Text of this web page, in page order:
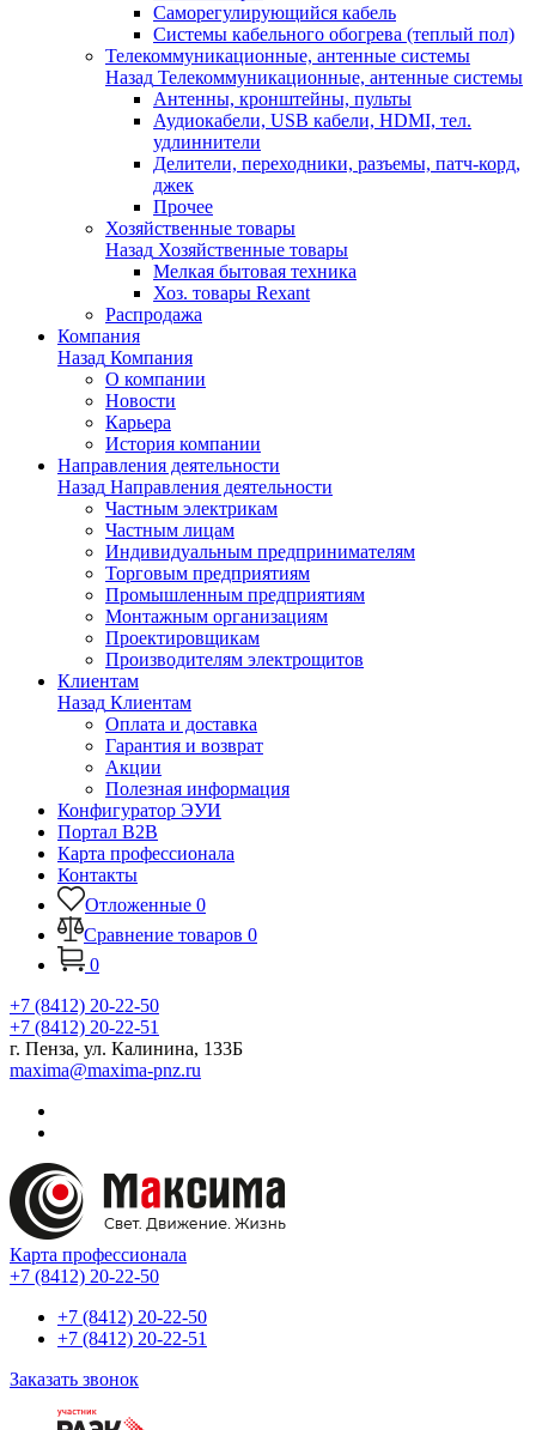
Саморегулирующийся кабель
Системы кабельного обогрева (теплый пол)
Телекоммуникационные, антенные системы
Назад Телекоммуникационные, антенные системы
Антенны, кронштейны, пульты
Аудиокабели, USB кабели, HDMI, тел.
удлиннители
Делители, переходники, разъемы, патч-корд,
джек
Прочее
Хозяйственные товары
Назад Хозяйственные товары
Мелкая бытовая техника
Хоз. товары Rexant
Распродажа
Компания
Назад Компания
О компании
Новости
Карьера
История компании
Направления деятельности
Назад Направления деятельности
Частным электрикам
Частным лицам
Индивидуальным предпринимателям
Торговым предприятиям
Промышленным предприятиям
Монтажным организациям
Проектировщикам
Производителям электрощитов
Клиентам
Назад Клиентам
Оплата и доставка
Гарантия и возврат
Акции
Полезная информация
Конфигуратор ЭУИ
Портал B2B
Карта профессионала
Контакты
Отложенные 0
Сравнение товаров 0
0
+7 (8412) 20-22-50
+7 (8412) 20-22-51
г. Пенза, ул. Калинина, 133Б
maxima@maxima-pnz.ru
Карта профессионала
+7 (8412) 20-22-50
+7 (8412) 20-22-50
+7 (8412) 20-22-51
Заказать звонок